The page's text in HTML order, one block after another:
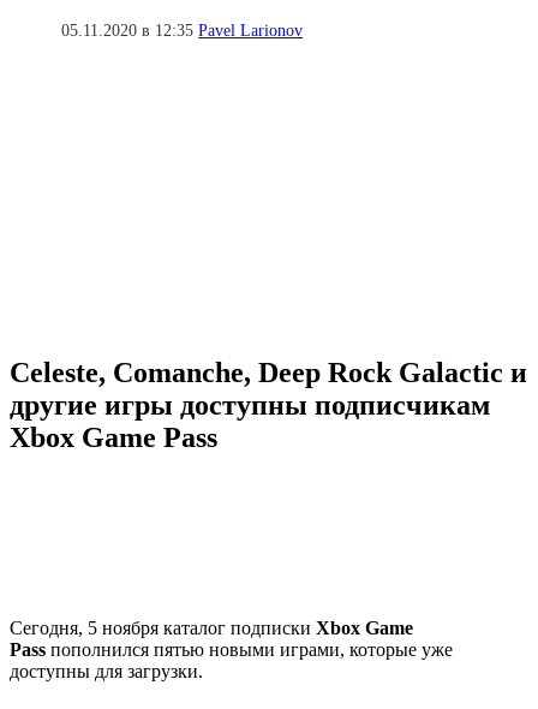
05.11.2020 в 12:35Pavel Larionov
Celeste, Comanche, Deep Rock Galactic и
другие игры доступны подписчикам
Xbox Game Pass
Сегодня, 5 ноября каталог подписки Xbox Game
Pass пополнился пятью новыми играми, которые уже
доступны для загрузки.